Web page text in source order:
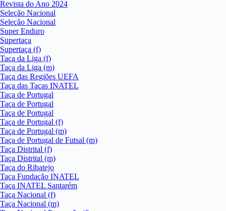
Revista do Ano 2024
Seleção Nacional
Seleção Nacional
Super Enduro
Supertaça
Supertaça (f)
Taça da Liga (f)
Taça da Liga (m)
Taça das Regiões UEFA
Taça das Taças INATEL
Taça de Portugal
Taça de Portugal
Taça de Portugal
Taça de Portugal (f)
Taça de Portugal (m)
Taça de Portugal de Futsal (m)
Taça Distrital (f)
Taça Distrital (m)
Taça do Ribatejo
Taça Fundação INATEL
Taça INATEL Santarém
Taça Nacional (f)
Taça Nacional (m)